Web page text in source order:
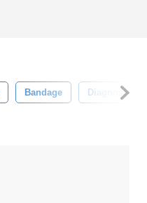
Bandage Diagnose